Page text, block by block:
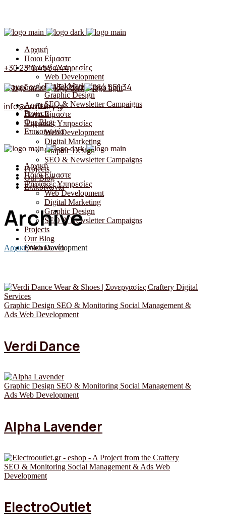
+30 2310 455 444
Μακεδονίας 43, Καλαμαριά 551 34
info@craftery.gr
Αρχική
Ποιοι Είμαστε
Ψηφιακές Υπηρεσίες
Web Development
Digital Marketing
Graphic Design
SEO & Newsletter Campaigns
Projects
Our Blog
Επικοινωνία
Αρχική
Ποιοι Είμαστε
Ψηφιακές Υπηρεσίες
Web Development
Digital Marketing
Graphic Design
SEO & Newsletter Campaigns
Projects
Our Blog
Επικοινωνία
Αρχική
Ποιοι Είμαστε
Ψηφιακές Υπηρεσίες
Web Development
Digital Marketing
Graphic Design
SEO & Newsletter Campaigns
Projects
Our Blog
Επικοινωνία
Archive
ΑρχικήWeb Development
Graphic Design SEO & Monitoring Social Management &
Ads Web Development
Verdi Dance
Graphic Design SEO & Monitoring Social Management &
Ads Web Development
Alpha Lavender
SEO & Monitoring Social Management & Ads Web
Development
ElectroOutlet